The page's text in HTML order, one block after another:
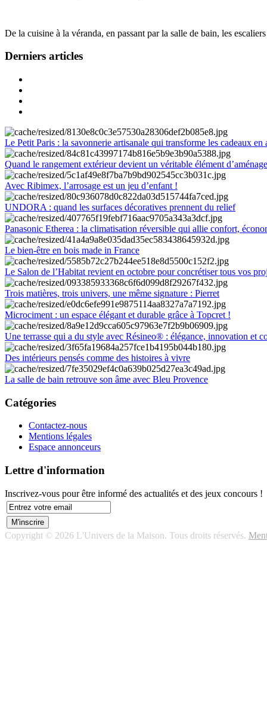
De la cuisine à la véranda, en passant par la salle de bain, les
Derniers articles
Le Petit Paris : la savonnerie artisanale qui transforme les cadeaux en
Quand le rangement extérieur devient un véritable élément
Avec Ribimex, l’arrosage est un jeu d’enfant !
UNDORA : quand les surfaces décoratives prennent du relief
Panasonic Etherea : la climatisation réversible qui allie confort,
Le bien-être en bois made in France
Le Salon de l’Habitat revient en octobre pour concrétiser tous vos
Trois matières, trois univers, une même signature : Pierret
Microciment : un espace élégant et durable grâce à Topcret !
Une terrasse qui a du style avec Résineo® : élégance, innovation et
Des intérieurs pensés comme des histoires à vivre
La salle de bain retrouve son âme avec Bleu Provence
Catégories
Contactez-nous
Mentions légales
Espace annonceurs
Lettre d'information
Inscrivez-vous pour être informé des actualités et des jeux concours !
Copyright © 2026 L'Univers de la Maison. Tous droits réservés.